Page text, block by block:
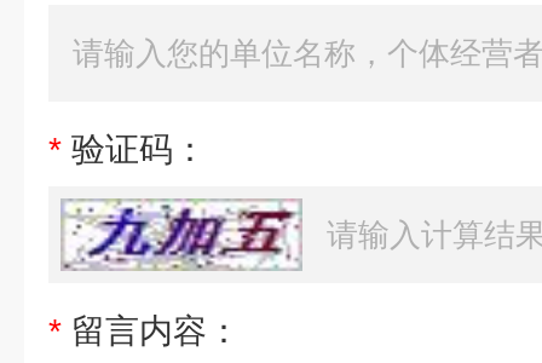
* 验证码：
* 留言内容：